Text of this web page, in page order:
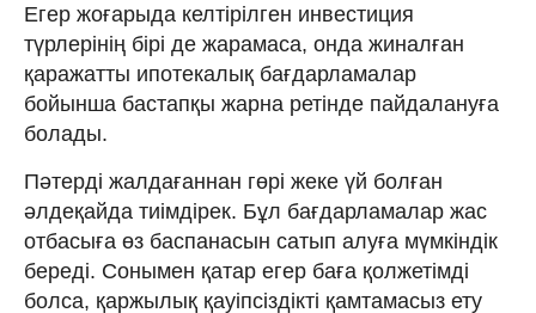
Егер жоғарыда келтірілген инвестиция
түрлерінің бірі де жарамаса, онда жиналған
қаражатты ипотекалық бағдарламалар
бойынша бастапқы жарна ретінде пайдалануға
болады.
Пәтерді жалдағаннан гөрі жеке үй болған
әлдеқайда тиімдірек. Бұл бағдарламалар жас
отбасыға өз баспанасын сатып алуға мүмкіндік
береді. Сонымен қатар егер баға қолжетімді
болса, қаржылық қауіпсіздікті қамтамасыз ету